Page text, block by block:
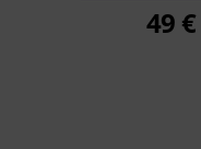
49 €